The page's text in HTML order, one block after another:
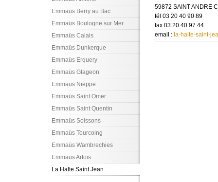
Emmaüs Berry au Bac
Emmaüs Boulogne sur Mer
Emmaüs Calais
Emmaüs Dunkerque
Emmaüs Erquery
Emmaüs Glageon
Emmaüs Nieppe
Emmaüs Saint Omer
Emmaüs Saint Quentin
Emmaüs Soissons
Emmaüs Tourcoing
Emmaüs Wambrechies
Emmaus Artois
La Halte Saint Jean
59872 SAINT ANDRE
tél 03 20 40 90 89
fax 03 20 40 97 44
email : la-halte-saint-